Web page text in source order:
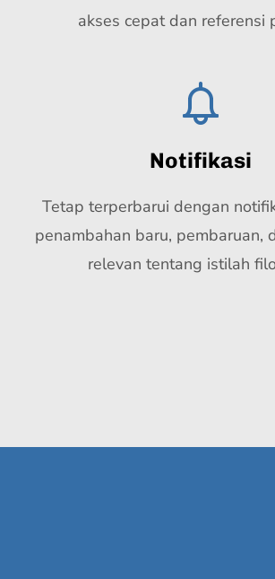
akses cepat dan referensi
Notifikasi
Tetap terperbarui dengan
penambahan baru, pembaruan,
relevan tentang istilah